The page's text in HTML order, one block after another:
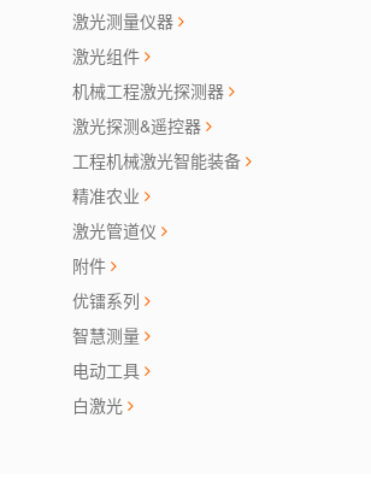
激光测量仪器
激光组件
机械工程激光探测器
激光探测&遥控器
工程机械激光智能装备
精准农业
激光管道仪
附件
优镭系列
智慧测量
电动工具
白激光